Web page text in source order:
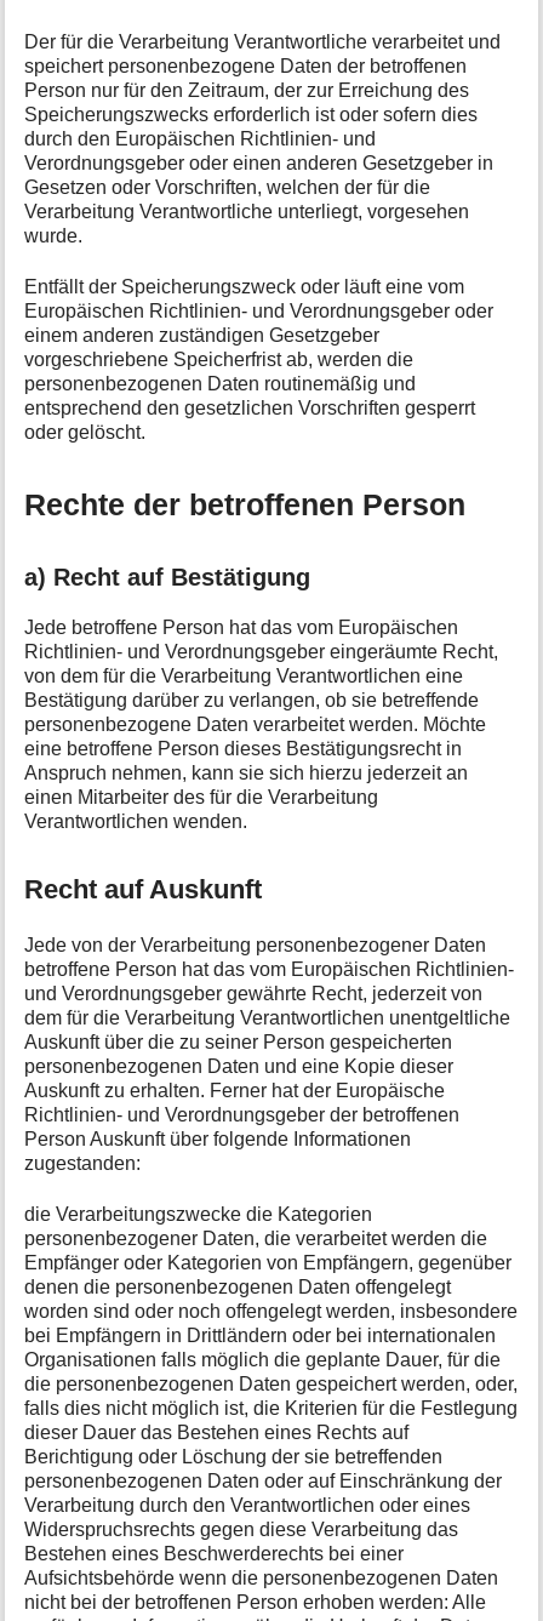
Der für die Verarbeitung Verantwortliche verarbeitet und
speichert personenbezogene Daten der betroffenen
Person nur für den Zeitraum, der zur Erreichung des
Speicherungszwecks erforderlich ist oder sofern dies
durch den Europäischen Richtlinien- und
Verordnungsgeber oder einen anderen Gesetzgeber in
Gesetzen oder Vorschriften, welchen der für die
Verarbeitung Verantwortliche unterliegt, vorgesehen
wurde.
Entfällt der Speicherungszweck oder läuft eine vom
Europäischen Richtlinien- und Verordnungsgeber oder
einem anderen zuständigen Gesetzgeber
vorgeschriebene Speicherfrist ab, werden die
personenbezogenen Daten routinemäßig und
entsprechend den gesetzlichen Vorschriften gesperrt
oder gelöscht.
Rechte der betroffenen Person
a) Recht auf Bestätigung
Jede betroffene Person hat das vom Europäischen
Richtlinien- und Verordnungsgeber eingeräumte Recht,
von dem für die Verarbeitung Verantwortlichen eine
Bestätigung darüber zu verlangen, ob sie betreffende
personenbezogene Daten verarbeitet werden. Möchte
eine betroffene Person dieses Bestätigungsrecht in
Anspruch nehmen, kann sie sich hierzu jederzeit an
einen Mitarbeiter des für die Verarbeitung
Verantwortlichen wenden.
Recht auf Auskunft
Jede von der Verarbeitung personenbezogener Daten
betroffene Person hat das vom Europäischen Richtlinien-
und Verordnungsgeber gewährte Recht, jederzeit von
dem für die Verarbeitung Verantwortlichen unentgeltliche
Auskunft über die zu seiner Person gespeicherten
personenbezogenen Daten und eine Kopie dieser
Auskunft zu erhalten. Ferner hat der Europäische
Richtlinien- und Verordnungsgeber der betroffenen
Person Auskunft über folgende Informationen
zugestanden:
die Verarbeitungszwecke die Kategorien
personenbezogener Daten, die verarbeitet werden die
Empfänger oder Kategorien von Empfängern, gegenüber
denen die personenbezogenen Daten offengelegt
worden sind oder noch offengelegt werden, insbesondere
bei Empfängern in Drittländern oder bei internationalen
Organisationen falls möglich die geplante Dauer, für die
die personenbezogenen Daten gespeichert werden, oder,
falls dies nicht möglich ist, die Kriterien für die Festlegung
dieser Dauer das Bestehen eines Rechts auf
Berichtigung oder Löschung der sie betreffenden
personenbezogenen Daten oder auf Einschränkung der
Verarbeitung durch den Verantwortlichen oder eines
Widerspruchsrechts gegen diese Verarbeitung das
Bestehen eines Beschwerderechts bei einer
Aufsichtsbehörde wenn die personenbezogenen Daten
nicht bei der betroffenen Person erhoben werden: Alle